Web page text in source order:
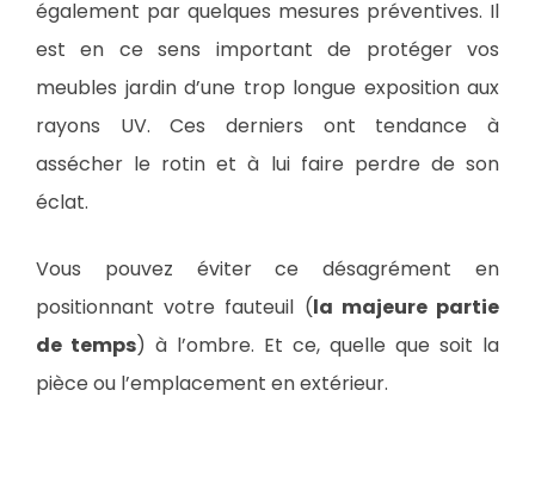
également par quelques mesures préventives. Il
est en ce sens important de protéger vos
meubles jardin d’une trop longue exposition aux
rayons UV. Ces derniers ont tendance à
assécher le rotin et à lui faire perdre de son
éclat.
Vous pouvez éviter ce désagrément en
positionnant votre fauteuil (la majeure partie
de temps) à l’ombre. Et ce, quelle que soit la
pièce ou l’emplacement en extérieur.